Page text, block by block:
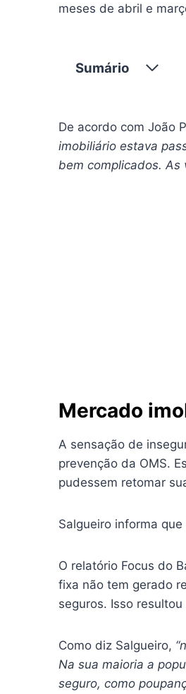
meses de abril e
Sumário
De acordo com João
imobiliário estava
bem complicados. As
Mercado
A sensação de
prevenção da OMS.
pudessem retomar
Salgueiro informa que
O relatório Focus do
fixa não tem gerado
seguros. Isso
Como diz Salgueiro,
Na sua maioria a
seguro, como